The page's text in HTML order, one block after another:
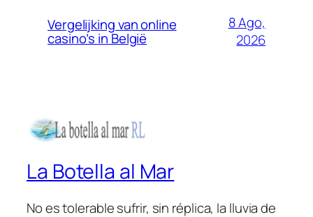
Vergelijking van online
casino’s in België
8 Ago,
2026
La Botella al Mar
No es tolerable sufrir, sin réplica, la lluvia de